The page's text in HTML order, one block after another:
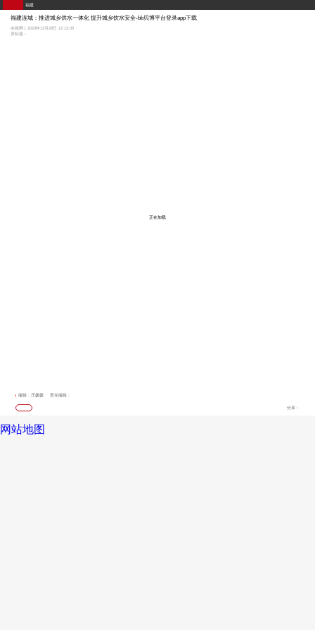
福建
福建连城：推进城乡供水一体化 提升城乡饮水安全-bb贝博平台登录app下载
央视网 | 2023年12月28日 12:12:05
原标题：
正在加载
编辑：庄媛媛 责任编辑：
分享：
网站地图